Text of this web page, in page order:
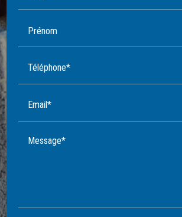
Prénom
Téléphone*
Email*
Message*